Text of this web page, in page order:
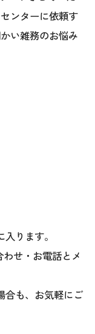
ンターに依頼す
い雑務のお悩み
ります。
せ・お電話とメ
合も、お気軽にご